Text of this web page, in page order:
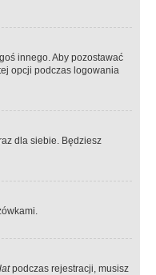
innego. Aby pozostawać
opcji podczas logowania
dla siebie. Będziesz
podczas rejestracji, musisz